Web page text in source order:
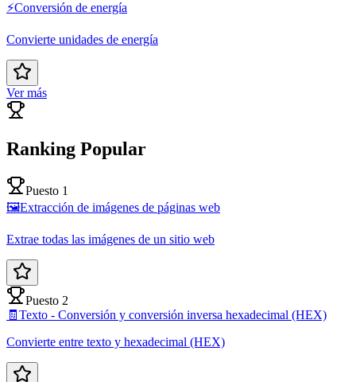
⚡Conversión de energía
Convierte unidades de energía
Ver más
Ranking Popular
Puesto 1
🖼️Extracción de imágenes de páginas web
Extrae todas las imágenes de un sitio web
Puesto 2
🧾 Texto - Conversión y conversión inversa hexadecimal (HEX)
Convierte entre texto y hexadecimal (HEX)